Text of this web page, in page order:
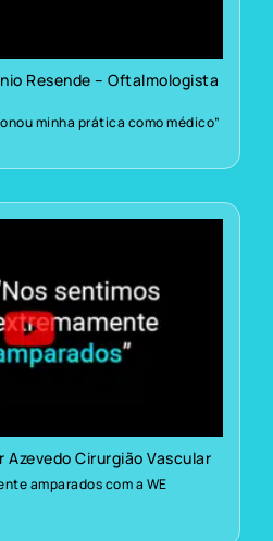
Resende – Oftalmologista
minha prática como médico”
Azevedo Cirurgião Vascular
amparados com a WE